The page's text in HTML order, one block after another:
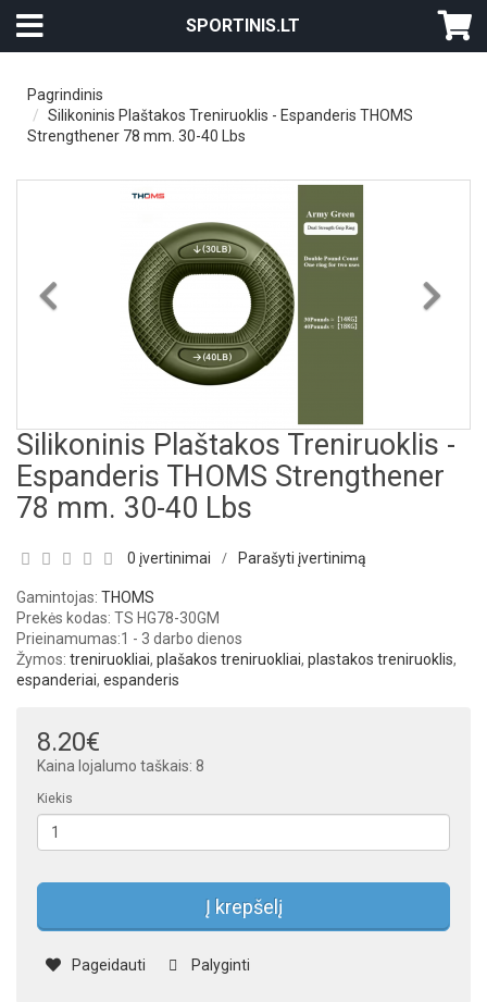
SPORTINIS.LT
Pagrindinis
Silikoninis Plaštakos Treniruoklis - Espanderis THOMS
Strengthener 78 mm. 30-40 Lbs
Previous
Silikoninis Plaštakos Treniruoklis -
Espanderis THOMS Strengthener
78 mm. 30-40 Lbs
0 įvertinimai / Parašyti įvertinimą
Gamintojas: THOMS
Prekės kodas: TS HG78-30GM
Prieinamumas:1 - 3 darbo dienos
Žymos: treniruokliai, plašakos treniruokliai, plastakos treniruoklis,
espanderiai, espanderis
8.20€
Kaina lojalumo taškais: 8
Kiekis
Į krepšelį
Pageidauti Palyginti